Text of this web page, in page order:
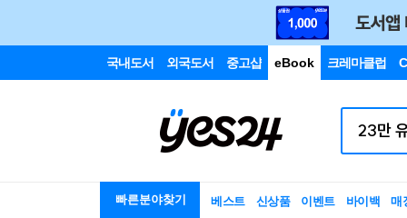
국내도서 외국도서 중고샵 eBook 크레마클럽
빠른분야찾기 베스트 신상품 이벤트 바이백 매